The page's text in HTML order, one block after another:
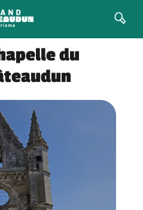
du